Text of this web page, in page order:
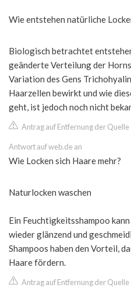
Wie entstehen natürliche
Biologisch betrachtet
geänderte Verteilung der
Variation des Gens
Haarzellen bewirkt und wie
geht, ist jedoch noch nicht
Antrag auf Entfernung der Quelle
Antwort auf web.de an
Wie Locken sich Haare mehr?
Naturlocken waschen
Ein Feuchtigkeitsshampoo
wieder glänzend und
Shampoos haben den Vorteil,
Haare fördern.
Antrag auf Entfernung der Quelle